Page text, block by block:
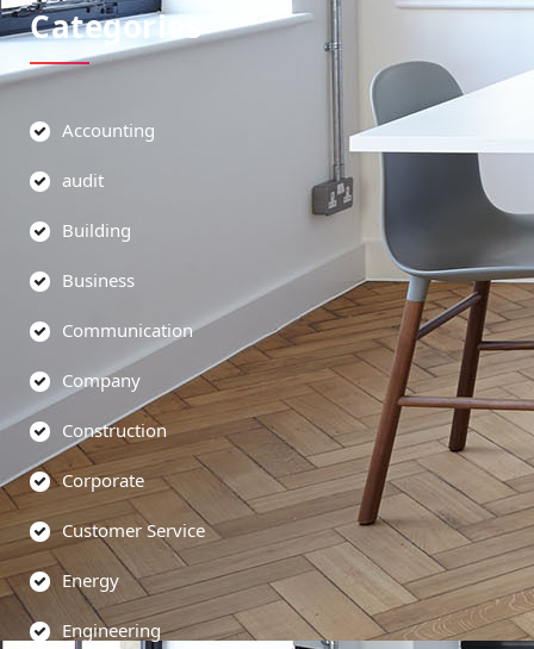
Categories
Accounting
audit
Building
Business
Communication
Company
Construction
Corporate
Customer Service
Energy
Engineering